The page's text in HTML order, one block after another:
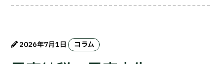
2026年7月1日 コラム